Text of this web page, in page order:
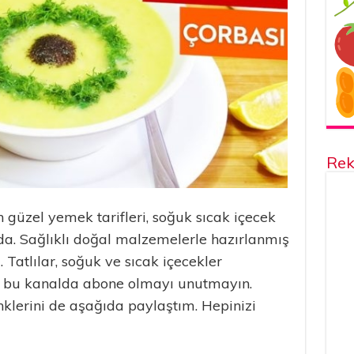
yemek tarifleri, soğuk sıcak içecek
Sağlıklı doğal malzemelerle hazırlanmış
soğuk ve sıcak içecekler
kanalda abone olmayı unutmayın.
de aşağıda paylaştım. Hepinizi